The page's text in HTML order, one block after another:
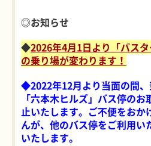
◎お知らせ
◆2026年4月1日より「バスタ
の乗り場が変わります！
◆2022年12月より当面の間
「六本木ヒルズ」バス停の
止いたします。ご不便をおか
んが、他のバス停をご利用い
いたします。